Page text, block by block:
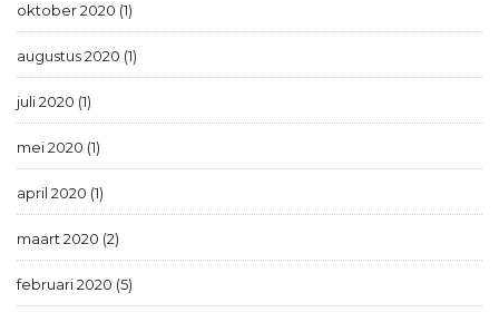
oktober 2020 (1)
augustus 2020 (1)
juli 2020 (1)
mei 2020 (1)
april 2020 (1)
maart 2020 (2)
februari 2020 (5)